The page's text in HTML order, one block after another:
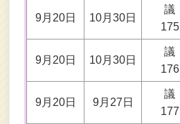
9月20日 10月30日
議
175
9月20日 10月30日
議
176
9月20日 9月27日
議
177